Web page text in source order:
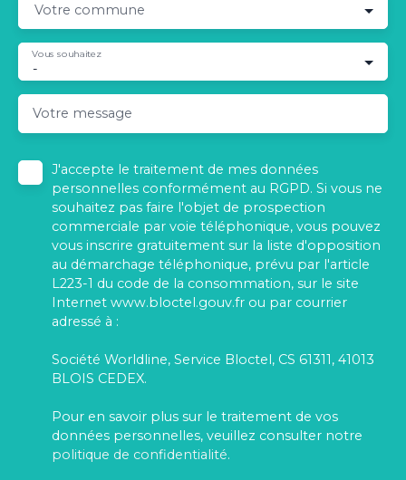
Votre commune
-
Vous souhaitez
Votre message
J'accepte le traitement de mes données
personnelles conformément au RGPD. Si vous ne
souhaitez pas faire l'objet de prospection
commerciale par voie téléphonique, vous pouvez
vous inscrire gratuitement sur la liste d'opposition
au démarchage téléphonique, prévu par l'article
L223-1 du code de la consommation, sur le site
Internet www.bloctel.gouv.fr ou par courrier
adressé à :
Société Worldline, Service Bloctel, CS 61311, 41013
BLOIS CEDEX.
Pour en savoir plus sur le traitement de vos
données personnelles, veuillez consulter notre
politique de confidentialité.